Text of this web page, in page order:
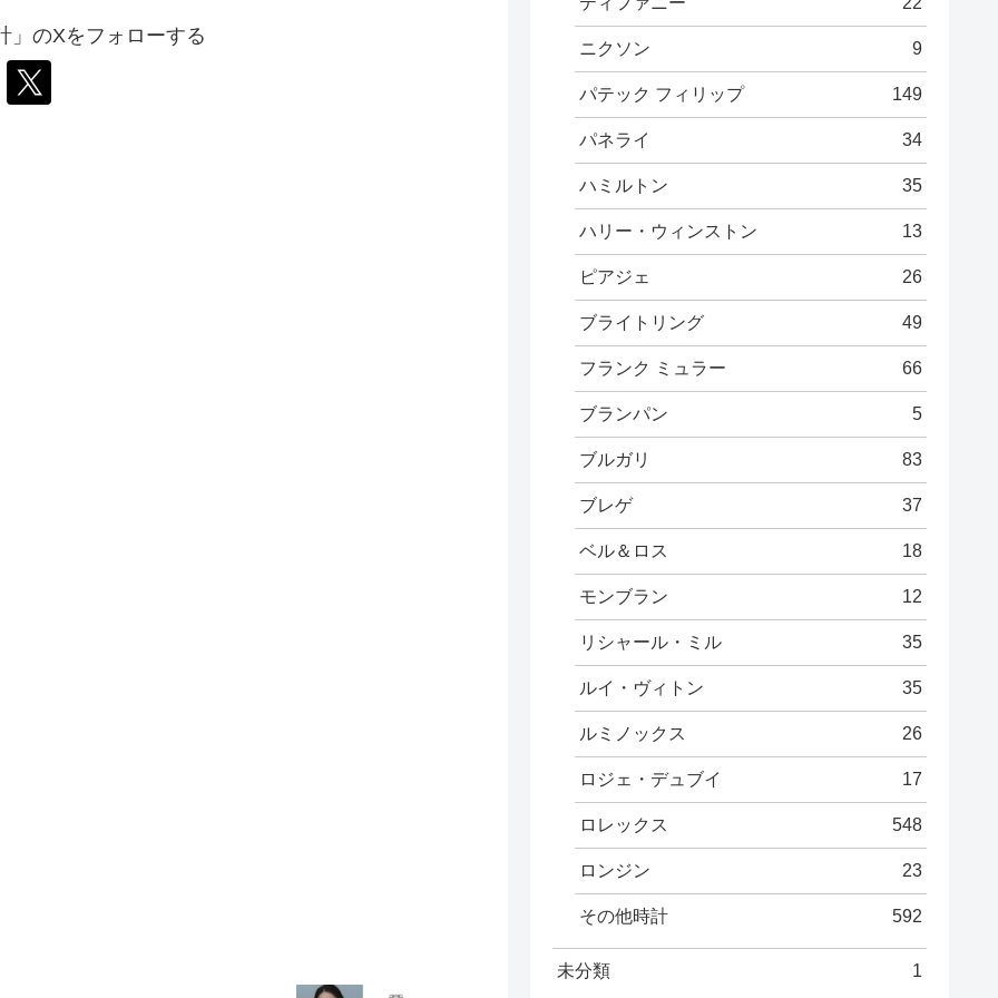
」のXをフォローする
ニクソン 9
パテック フィリップ 149
パネライ 34
ハミルトン 35
ハリー・ウィンストン 13
ピアジェ 26
ブライトリング 49
フランク ミュラー 66
ブランパン 5
ブルガリ 83
ブレゲ 37
ベル＆ロス 18
モンブラン 12
リシャール・ミル 35
ルイ・ヴィトン 35
ルミノックス 26
ロジェ・デュブイ 17
ロレックス 548
ロンジン 23
その他時計 592
未分類 1